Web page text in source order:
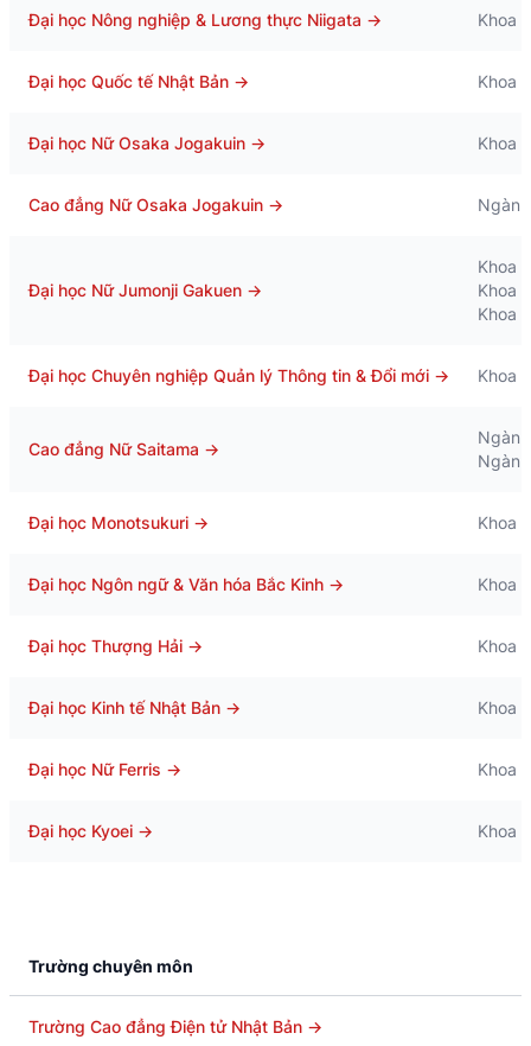
Đại học Nông nghiệp & Lương thực Niigata → Khoa
Đại học Quốc tế Nhật Bản → Khoa
Đại học Nữ Osaka Jogakuin → Khoa
Cao đẳng Nữ Osaka Jogakuin →
Đại học Nữ Jumonji Gakuen →
Khoa
Khoa
Khoa
Đại học Chuyên nghiệp Quản lý Thông tin & Đổi mới → Khoa
Cao đẳng Nữ Saitama →
Đại học Monotsukuri → Khoa
Đại học Ngôn ngữ & Văn hóa Bắc Kinh → Khoa
Đại học Thượng Hải → Khoa
Đại học Kinh tế Nhật Bản → Khoa
Đại học Nữ Ferris → Khoa
Đại học Kyoei → Khoa
Trường chuyên môn
Trường Cao đẳng Điện tử Nhật Bản →